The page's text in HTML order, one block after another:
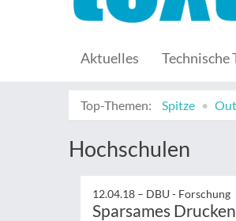
Aktuelles Technische
Top-Themen: Spitze
Hochschulen
12.04.18 – DBU - Forschung
Sparsames